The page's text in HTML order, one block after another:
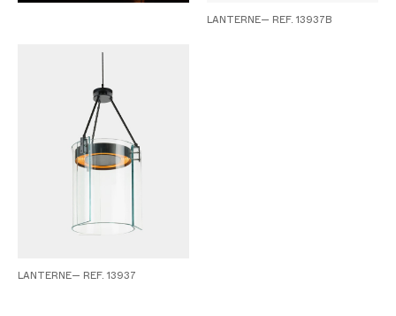
LANTERNE— REF. 13937B
LANTERNE— REF. 13937